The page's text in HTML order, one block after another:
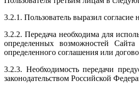
3.2.1. Пользователь выразил согласие
3.2.2. Передача необходима для
определенных возможностей
определенного соглашения или
3.2.3. Необходимость передачи
законодательством Российской